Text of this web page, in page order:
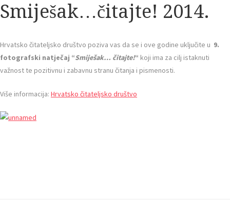
Smiješak…čitajte! 2014.
Hrvatsko čitateljsko društvo poziva vas da se i ove godine uključite u 9.
fotografski natječaj “Smiješak… čitajte!“ koji ima za cilj istaknuti
važnost te pozitivnu i zabavnu stranu čitanja i pismenosti.
Više informacija: Hrvatsko čitateljsko društvo